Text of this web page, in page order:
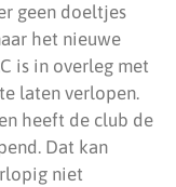
geen doeltjes
het nieuwe
is in overleg met
laten verlopen.
heeft de club de
Dat kan
niet